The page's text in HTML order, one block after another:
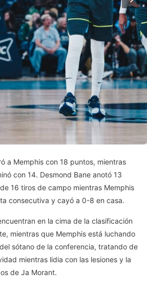
a Memphis con 18 puntos, mientras
con 14. Desmond Bane anotó 13
16 tiros de campo mientras Memphis
consecutiva y cayó a 0-8 en casa.
en la cima de la clasificación
mientras que Memphis está luchando
sótano de la conferencia, tratando de
mientras lidia con las lesiones y la
de Ja Morant.